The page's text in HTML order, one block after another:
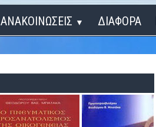
ΑΝΑΚΟΙΝΩΣΕΙΣ ▼
ΔΙΔΑΞΟΝ ΜΕ, ΚΥΡΙΕ
ΔΙΑΦΟΡΑ